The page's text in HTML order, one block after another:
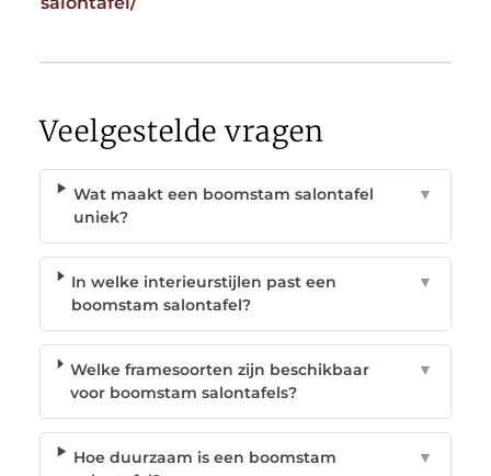
Veelgestelde vragen
Wat maakt een boomstam salontafel
uniek?
▼
In welke interieurstijlen past een
boomstam salontafel?
▼
Welke framesoorten zijn beschikbaar
voor boomstam salontafels?
▼
Hoe duurzaam is een boomstam
▼